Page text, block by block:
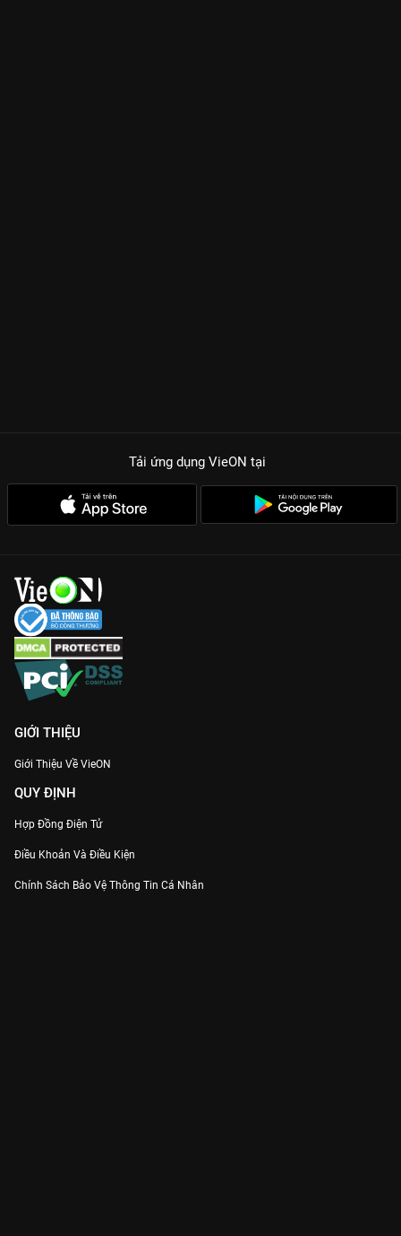
Tải ứng dụng VieON tại
GIỚI THIỆU
Giới Thiệu Về VieON
QUY ĐỊNH
Hợp Đồng Điện Tử
Điều Khoản Và Điều Kiện
Chính Sách Bảo Vệ Thông Tin Cá Nhân